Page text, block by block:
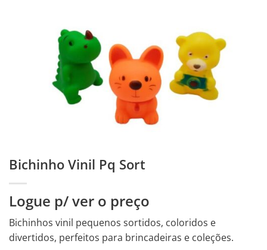
Bichinho Vinil Pq Sort
Logue p/ ver o preço
Bichinhos vinil pequenos sortidos, coloridos e
divertidos, perfeitos para brincadeiras e coleções.